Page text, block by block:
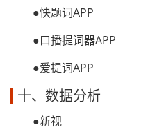
●快题词APP
●口播提词器APP
●爱提词APP
十、数据分析
●新视